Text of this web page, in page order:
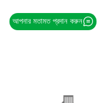
আপনার মতামত প্রদান করুন